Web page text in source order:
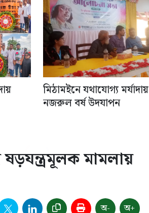
মিঠামইনে যথাযোগ্য মর্যাদায়
নজরুল বর্ষ উদযাপন
ষড়যন্ত্রমূলক মামলায়
অ- অ+